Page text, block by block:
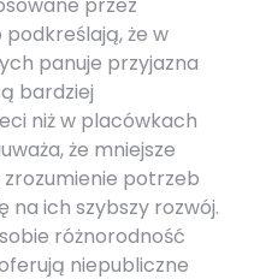
podkreślają, że w
panuje przyjazna
bardziej
niż w placówkach
że mniejsze
potrzeb
na ich szybszy rozwój.
różnorodność
niepubliczne